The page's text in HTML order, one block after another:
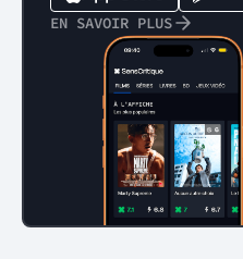
EN SAVOIR PLUS